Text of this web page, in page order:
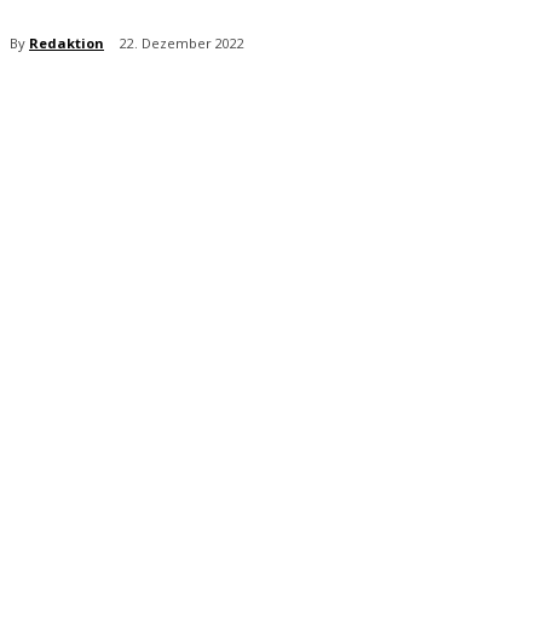
By Redaktion 22. Dezember 2022